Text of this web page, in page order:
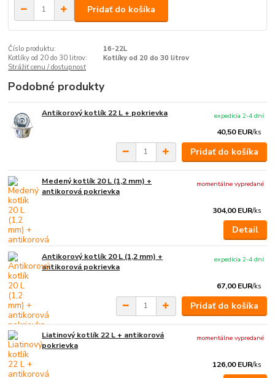
Pridať do košíka
Číslo produktu:
16-22L
Kotlíky od 20 do 30 litrov:
Kotlíky od 20 do 30 litrov
Strážiť cenu / dostupnosť
Podobné produkty
Antikorový kotlík 22 L + pokrievka
40,50 EUR/ks
expedícia 2-4 dní
Pridať do košíka
Medený kotlík 20 L (1,2 mm) +
antikorová pokrievka
304,00 EUR/ks
momentálne vypredané
Detail
Antikorový kotlík 20 L (1,2 mm) +
antikorová pokrievka
67,00 EUR/ks
expedícia 2-4 dní
Pridať do košíka
Liatinový kotlík 22 L + antikorová
pokrievka
126,00 EUR/ks
momentálne vypredané